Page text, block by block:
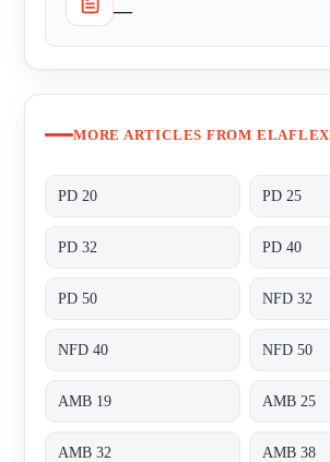
—
MORE ARTICLES FROM ELAFLEX
PD 20 PD 25
PD 32 PD 40
PD 50 NFD 32
NFD 40 NFD 50
AMB 19 AMB 25
AMB 32 AMB 38